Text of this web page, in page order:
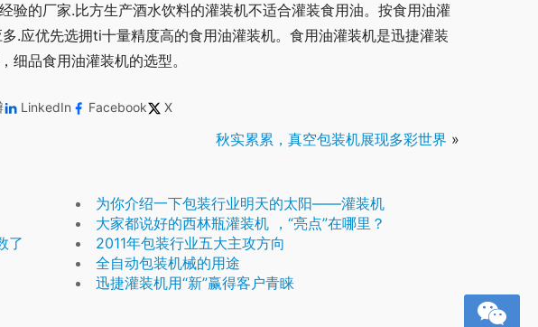
验的厂家.比方生产酒水饮料的灌装机不适合灌装食用油。按食用油灌
.应优先选拥ti十量精度高的食用油灌装机。食用油灌装机是迅捷灌装
细品食用油灌装机的选型。
LinkedIn Facebook X
秋实累累，真空包装机展现多彩世界 »
为你介绍一下包装行业明天的太阳——灌装机
大家都说好的西林瓶灌装机 ，“亮点”在哪里？
了
2011年包装行业五大主攻方向
全自动包装机械的用途
迅捷灌装机用“新”赢得客户青睐